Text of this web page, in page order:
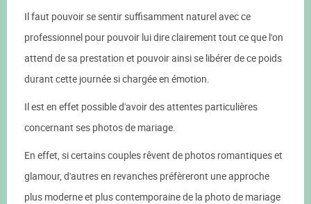
Il faut pouvoir se sentir suffisamment naturel avec ce
professionnel pour pouvoir lui dire clairement tout ce que l'on
attend de sa prestation et pouvoir ainsi se libérer de ce poids
durant cette journée si chargée en émotion.
Il est en effet possible d'avoir des attentes particulières
concernant ses photos de mariage.
En effet, si certains couples rêvent de photos romantiques et
glamour, d'autres en revanches préfèreront une approche
plus moderne et plus contemporaine de la photo de mariage